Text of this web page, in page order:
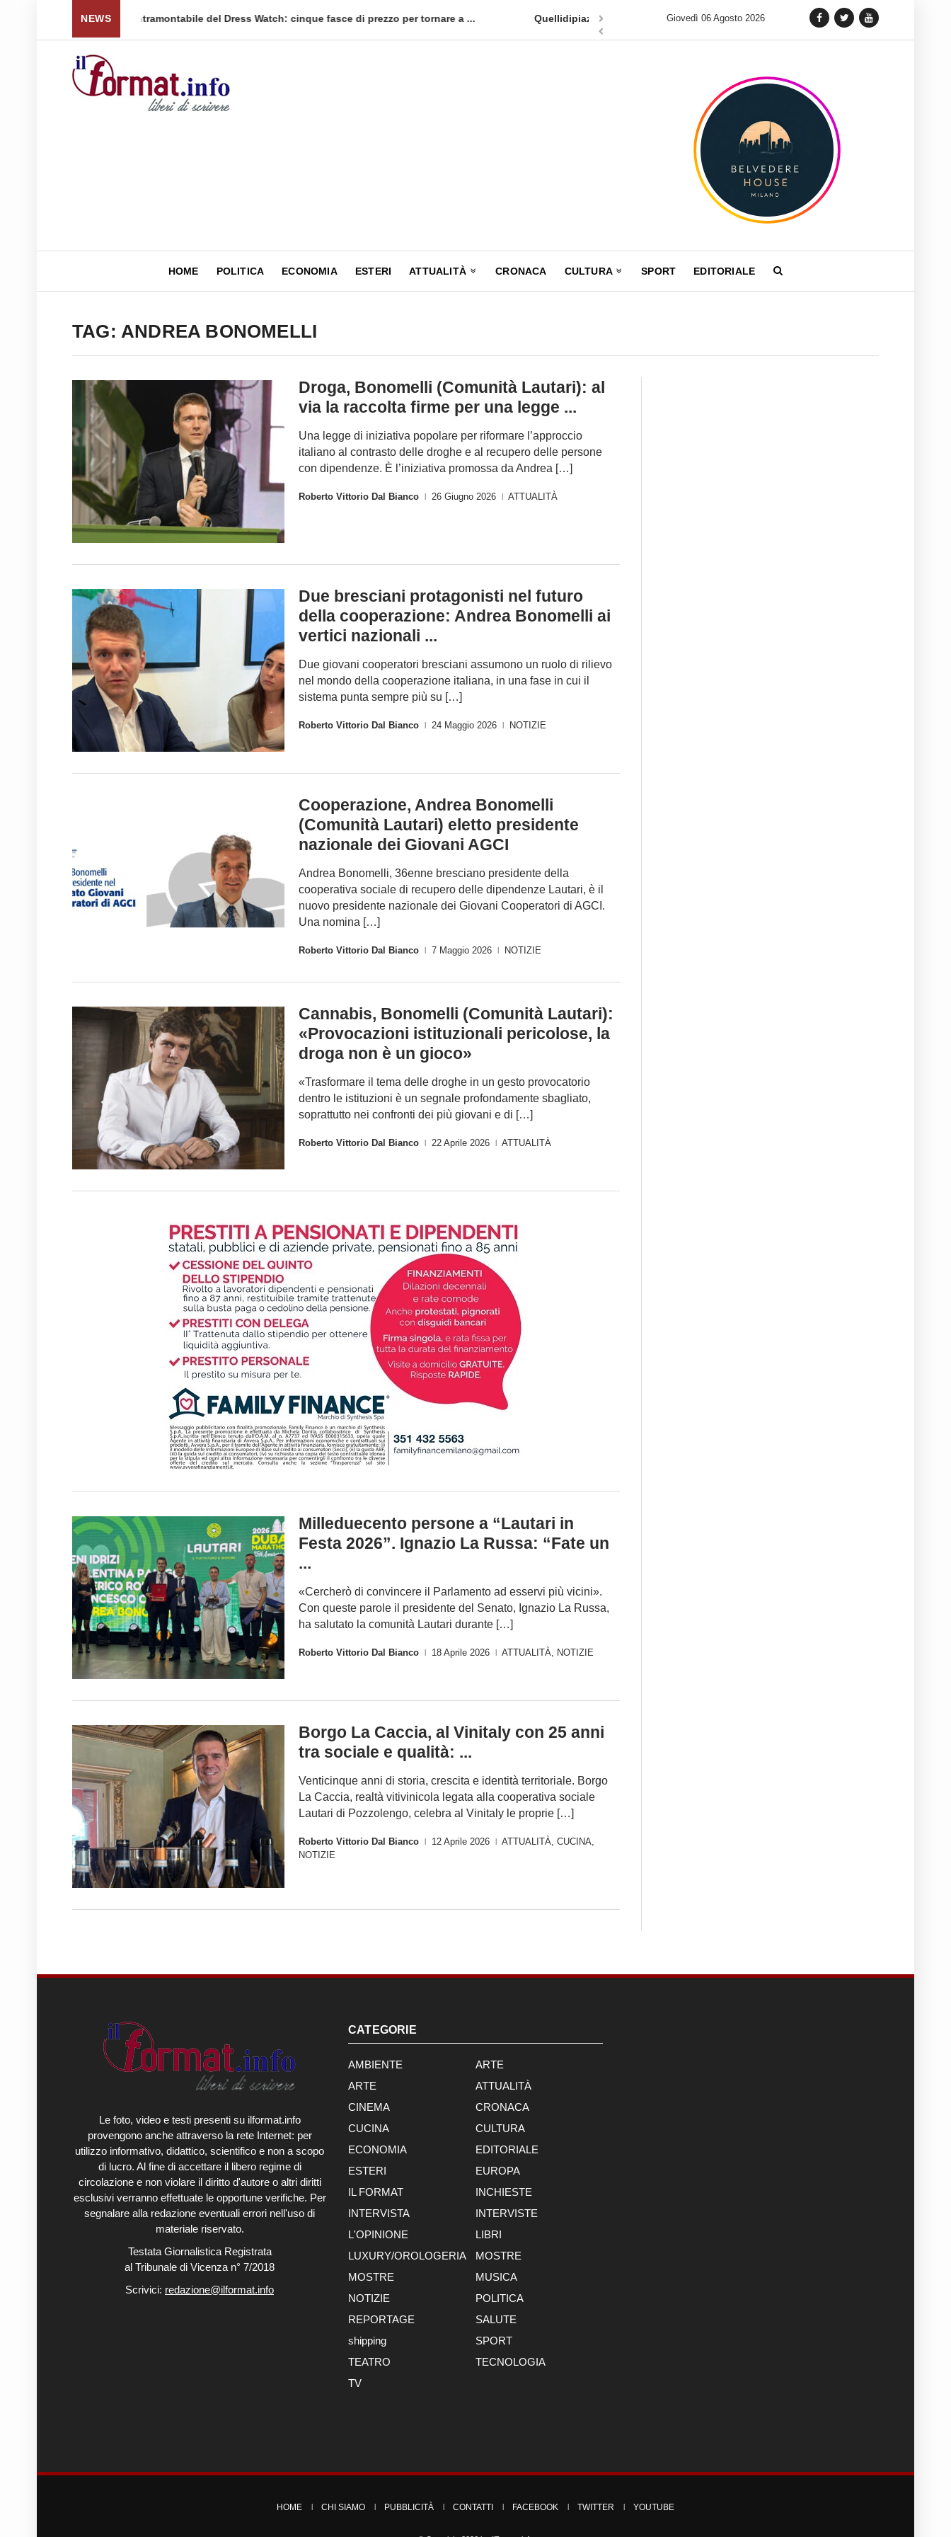
NEWS
per tornare a ... Quellidipiazzaaffari lancia un nuovo appuntamento in terra siciliana: Quellidipiazzatrinità Tag Heuer lancia una variante Limited Edition del Carrera Chronograph in
Giovedì 06 Agosto 2026
HOME POLITICA ECONOMIA ESTERI ATTUALITÀ CRONACA CULTURA SPORT EDITORIALE
TAG: ANDREA BONOMELLI
Droga, Bonomelli (Comunità Lautari): al
via la raccolta firme per una legge ...
Una legge di iniziativa popolare per riformare l’approccio
italiano al contrasto delle droghe e al recupero delle persone
con dipendenze. È l’iniziativa promossa da Andrea […]
Roberto Vittorio Dal Bianco 26 Giugno 2026 ATTUALITÀ
Due bresciani protagonisti nel futuro
della cooperazione: Andrea Bonomelli ai
vertici nazionali ...
Due giovani cooperatori bresciani assumono un ruolo di rilievo
nel mondo della cooperazione italiana, in una fase in cui il
sistema punta sempre più su […]
Roberto Vittorio Dal Bianco 24 Maggio 2026 NOTIZIE
Cooperazione, Andrea Bonomelli
(Comunità Lautari) eletto presidente
nazionale dei Giovani AGCI
Andrea Bonomelli, 36enne bresciano presidente della
cooperativa sociale di recupero delle dipendenze Lautari, è il
nuovo presidente nazionale dei Giovani Cooperatori di AGCI.
Una nomina […]
Roberto Vittorio Dal Bianco 7 Maggio 2026 NOTIZIE
Cannabis, Bonomelli (Comunità Lautari):
«Provocazioni istituzionali pericolose, la
droga non è un gioco»
«Trasformare il tema delle droghe in un gesto provocatorio
dentro le istituzioni è un segnale profondamente sbagliato,
soprattutto nei confronti dei più giovani e di […]
Roberto Vittorio Dal Bianco 22 Aprile 2026 ATTUALITÀ
Milleduecento persone a “Lautari in
Festa 2026”. Ignazio La Russa: “Fate un
...
«Cercherò di convincere il Parlamento ad esservi più vicini».
Con queste parole il presidente del Senato, Ignazio La Russa,
ha salutato la comunità Lautari durante […]
Roberto Vittorio Dal Bianco 18 Aprile 2026 ATTUALITÀ, NOTIZIE
Borgo La Caccia, al Vinitaly con 25 anni
tra sociale e qualità: ...
Venticinque anni di storia, crescita e identità territoriale. Borgo
La Caccia, realtà vitivinicola legata alla cooperativa sociale
Lautari di Pozzolengo, celebra al Vinitaly le proprie […]
Roberto Vittorio Dal Bianco 12 Aprile 2026 ATTUALITÀ, CUCINA,
NOTIZIE
Le foto, video e testi presenti su ilformat.info
provengono anche attraverso la rete Internet: per
utilizzo informativo, didattico, scientifico e non a scopo
di lucro. Al fine di accettare il libero regime di
circolazione e non violare il diritto d'autore o altri diritti
esclusivi verranno effettuate le opportune verifiche. Per
segnalare alla redazione eventuali errori nell'uso di
materiale riservato.
Testata Giornalistica Registrata
al Tribunale di Vicenza n° 7/2018
Scrivici: redazione@ilformat.info
CATEGORIE
AMBIENTE
ARTE
ARTE
ATTUALITÀ
CINEMA
CRONACA
CUCINA
CULTURA
ECONOMIA
EDITORIALE
ESTERI
EUROPA
IL FORMAT
INCHIESTE
INTERVISTA
INTERVISTE
L'OPINIONE
LIBRI
LUXURY/OROLOGERIA
MOSTRE
MOSTRE
MUSICA
NOTIZIE
POLITICA
REPORTAGE
SALUTE
shipping
SPORT
TEATRO
TECNOLOGIA
TV
HOME CHI SIAMO PUBBLICITÀ CONTATTI FACEBOOK TWITTER YOUTUBE